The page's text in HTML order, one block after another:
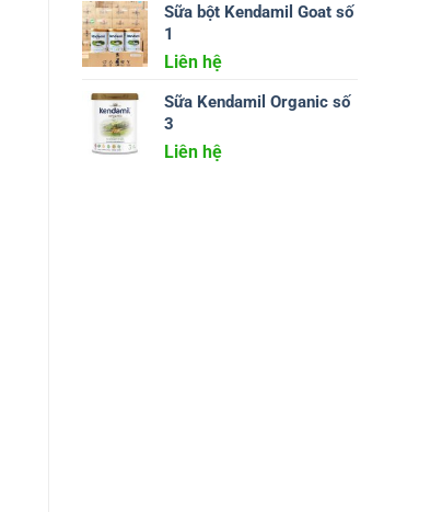
Sữa bột Kendamil Goat số
1
Liên hệ
Sữa Kendamil Organic số
3
Liên hệ